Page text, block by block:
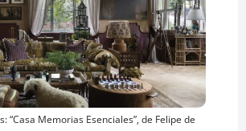
“Casa Memorias Esenciales”, de Felipe de